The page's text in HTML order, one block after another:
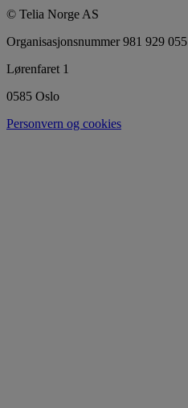
© Telia Norge AS
Organisasjonsnummer 981 929 055
Lørenfaret 1
0585 Oslo
Personvern og cookies